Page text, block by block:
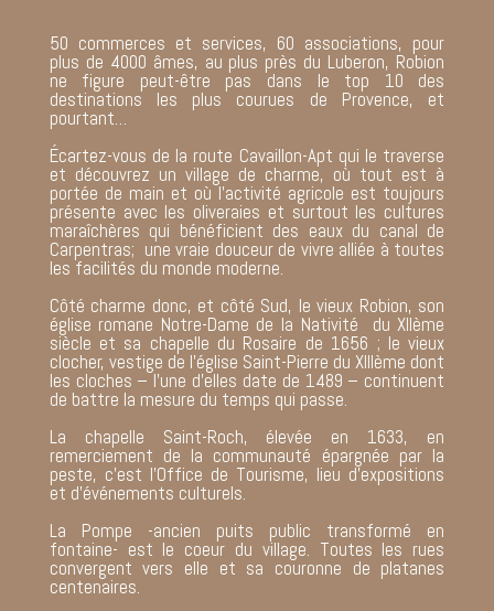
50 commerces et services, 60 associations, pour
plus de 4000 âmes, au plus près du Luberon, Robion
ne figure peut-être pas dans le top 10 des
destinations les plus courues de Provence, et
pourtant…
Écartez-vous de la route Cavaillon-Apt qui le traverse
et découvrez un village de charme, où tout est à
portée de main et où l’activité agricole est toujours
présente avec les oliveraies et surtout les cultures
maraîchères qui bénéficient des eaux du canal de
Carpentras; une vraie douceur de vivre alliée à toutes
les facilités du monde moderne.
Côté charme donc, et côté Sud, le vieux Robion, son
église romane Notre-Dame de la Nativité du XIIème
siècle et sa chapelle du Rosaire de 1656 ; le vieux
clocher, vestige de l’église Saint-Pierre du XIIIème dont
les cloches – l’une d’elles date de 1489 – continuent
de battre la mesure du temps qui passe.
La chapelle Saint-Roch, élevée en 1633, en
remerciement de la communauté épargnée par la
peste, c’est l’Office de Tourisme, lieu d’expositions
et d’événements culturels.
La Pompe -ancien puits public transformé en
fontaine- est le coeur du village. Toutes les rues
convergent vers elle et sa couronne de platanes
centenaires.